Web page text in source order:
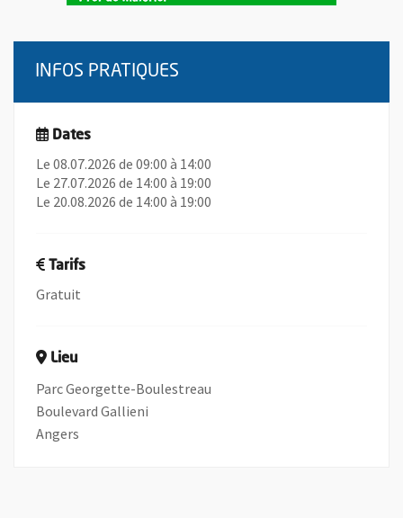
INFOS PRATIQUES
Dates
Le 08.07.2026 de 09:00 à 14:00
Le 27.07.2026 de 14:00 à 19:00
Le 20.08.2026 de 14:00 à 19:00
Tarifs
Gratuit
Lieu
Parc Georgette-Boulestreau
Boulevard Gallieni
Angers